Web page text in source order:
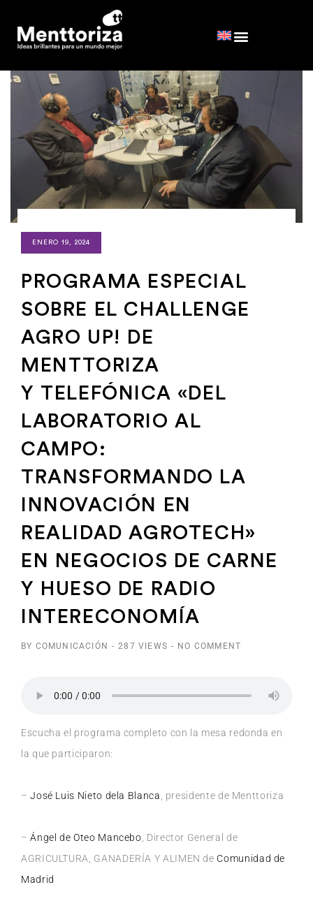
ENERO 19, 2024
PROGRAMA ESPECIAL
SOBRE EL CHALLENGE
AGRO UP! DE
MENTTORIZA
Y TELEFÓNICA «DEL
LABORATORIO AL
CAMPO:
TRANSFORMANDO LA
INNOVACIÓN EN
REALIDAD AGROTECH»
EN NEGOCIOS DE CARNE
Y HUESO DE RADIO
INTERECONOMÍA
BY COMUNICACIÓN - 287 VIEWS - NO COMMENT
Escucha el programa completo con la mesa redonda en
la que participaron:
–José Luis Nieto dela Blanca , presidente de Menttoriza
–Ángel de Oteo Mancebo , Director General de
AGRICULTURA, GANADERÍA Y ALIMEN de Comunidad de
Madrid